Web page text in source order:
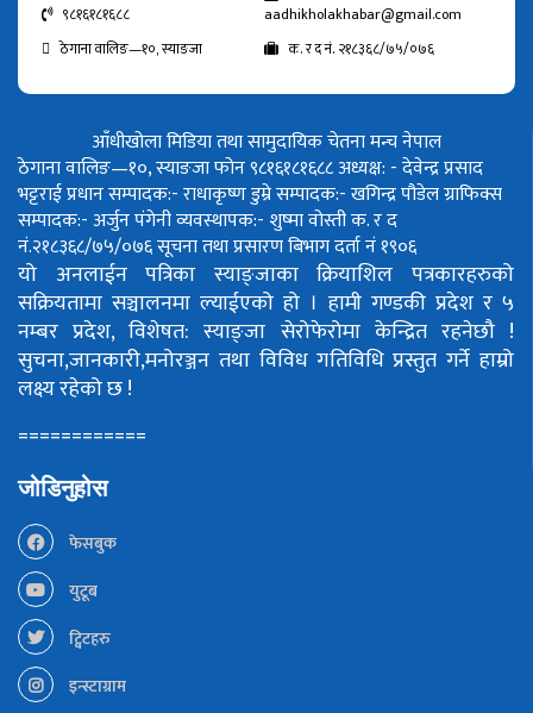
९८१६१८१६८८
aadhikholakhabar@gmail.com
ठेगाना वालिङ—१०, स्याङजा
क. र द नं. २१८३६८/७५/०७६
आँधीखोला मिडिया तथा सामुदायिक चेतना मन्च नेपाल
ठेगाना वालिङ—१०, स्याङजा फोन ९८१६१८१६८८अध्यक्ष: - देवेन्द्र प्रसाद
भट्टराईप्रधान सम्पादक:- राधाकृष्ण डुम्रेसम्पादक:- खगिन्द्र पौडेलग्राफिक्स
सम्पादक:- अर्जुन पंगेनीव्यवस्थापक:- शुष्मा वोस्तीक. र द
नं.२१८३६८/७५/०७६सूचना तथा प्रसारण बिभाग दर्ता नं १९०६
यो अनलाईन पत्रिका स्याङ्जाका क्रियाशिल पत्रकारहरुको
सक्रियतामा सञ्चालनमा ल्याईएको हो । हामी गण्डकी प्रदेश र ५
नम्बर प्रदेश, विशेषत: स्याङ्जा सेरोफेरोमा केन्द्रित रहनेछौ !
सुचना,जानकारी,मनोरञ्जन तथा विविध गतिविधि प्रस्तुत गर्ने हाम्रो
लक्ष्य रहेको छ !
============
जोडिनुहोस
फेसबुक
युटूब
ट्विटहरु
इन्स्टाग्राम